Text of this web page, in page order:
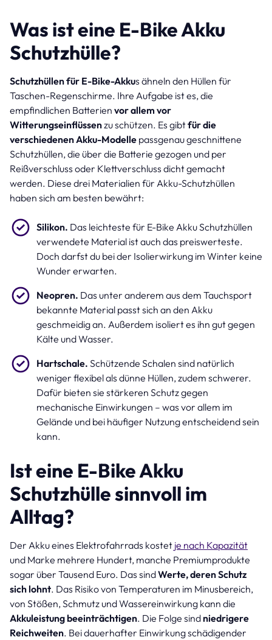
Was ist eine E-Bike Akku
Schutzhülle?
Schutzhüllen für E-Bike-Akkus ähneln den Hüllen für
Taschen-Regenschirme. Ihre Aufgabe ist es, die
empfindlichen Batterien vor allem vor
Witterungseinflüssenzu schützen. Es gibtfür die
verschiedenen Akku-Modelle passgenau geschnittene
Schutzhüllen, die über die Batterie gezogen und per
Reißverschluss oder Klettverschluss dicht gemacht
werden. Diese drei Materialien für Akku-Schutzhüllen
haben sich am besten bewährt:
Silikon. Das leichteste für E-Bike Akku Schutzhüllen
verwendete Material ist auch das preiswerteste.
Doch darfst du bei der Isolierwirkung im Winter keine
Wunder erwarten.
Neopren. Das unter anderem aus dem Tauchsport
bekannte Material passt sich an den Akku
geschmeidig an. Außerdem isoliert es ihn gut gegen
Kälte und Wasser.
Hartschale. Schützende Schalen sind natürlich
weniger flexibel als dünne Hüllen, zudem schwerer.
Dafür bieten sie stärkeren Schutz gegen
mechanische Einwirkungen – was vor allem im
Gelände und bei häufiger Nutzung entscheidend sein
kann.
Ist eine E-Bike Akku
Schutzhülle sinnvoll im
Alltag?
Der Akku eines Elektrofahrrads kostet je nach Kapazität
und Marke mehrere Hundert, manche Premiumprodukte
sogar über Tausend Euro. Das sindWerte, deren Schutz
sich lohnt. Das Risiko von Temperaturen im Minusbereich,
von Stößen, Schmutz und Wassereinwirkung kann die
Akkuleistung beeinträchtigen. Die Folge sind niedrigere
Reichweiten. Bei dauerhafter Einwirkung schädigender